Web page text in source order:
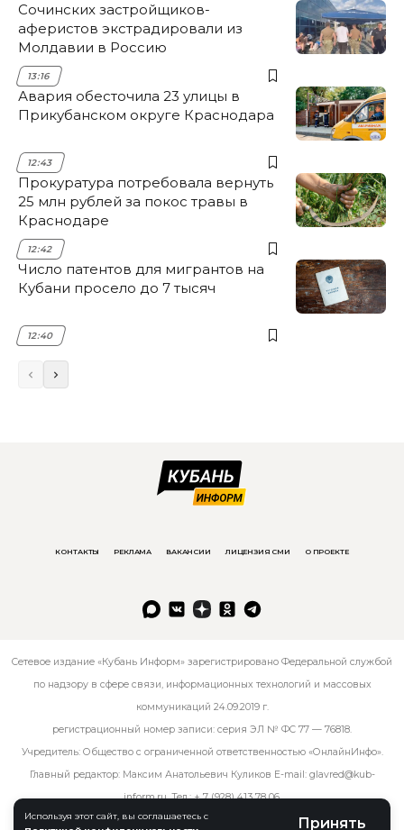
Используя этот сайт, вы соглашаетесь с
Принять
Сочинских застройщиков-
аферистов экстрадировали из
Молдавии в Россию
13:16
Авария обесточила 23 улицы в
Прикубанском округе Краснодара
12:43
Прокуратура потребовала вернуть
25 млн рублей за покос травы в
Краснодаре
12:42
Число патентов для мигрантов на
Кубани просело до 7 тысяч
12:40
КОНТАКТЫ РЕКЛАМА ВАКАНСИИ ЛИЦЕНЗИЯ СМИ О ПРОЕКТЕ
Сетевое издание «Кубань Информ» зарегистрировано Федеральной службой
по надзору в сфере связи, информационных технологий и массовых
коммуникаций 24.09.2019 г.
регистрационный номер записи: серия ЭЛ № ФС 77 — 76818.
Учредитель: Общество с ограниченной ответственностью «ОнлайнИнфо».
Главный редактор: Максим Анатольевич Куликов E-mail: glavred@kub-
inform.ru. Тел.:+ 7 (928) 413 78 06.